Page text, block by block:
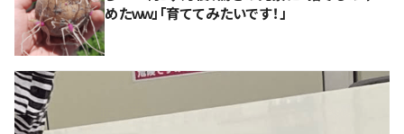
めたｗｗ」「育ててみたいです！」